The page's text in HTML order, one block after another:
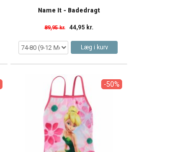
Name It - Badedragt
89,95 kr. 44,95 kr.
Læg i kurv
-50%